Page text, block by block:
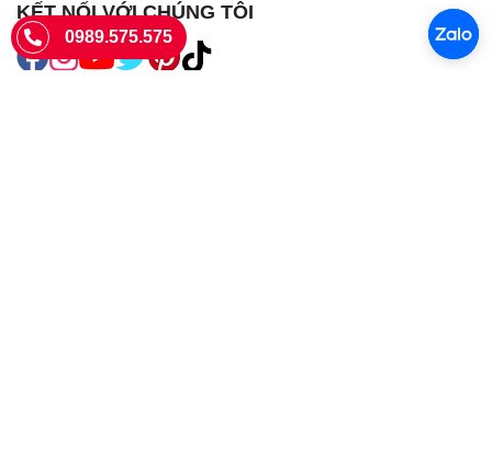
KẾT NỐI VỚI CHÚNG TÔI
0989.575.575